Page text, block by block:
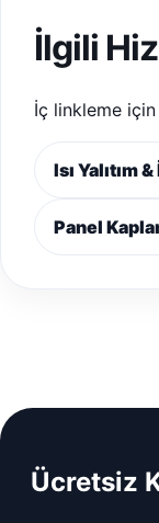
İlgili
İç linkleme
Isı Yalıtım
Panel
Ücretsiz